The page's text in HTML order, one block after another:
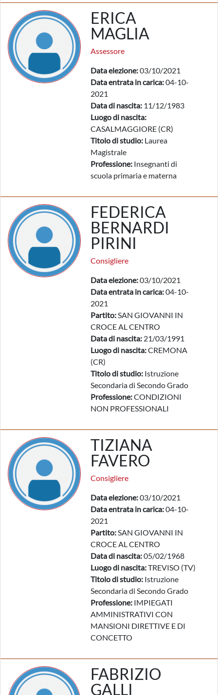
ERICA
MAGLIA
Assessore
Data elezione:03/10/2021
Data entrata in carica:04-10-
2021
Data di nascita: 11/12/1983
Luogo di nascita:
CASALMAGGIORE (CR)
Titolo di studio: Laurea
Magistrale
Professione: Insegnanti di
scuola primaria e materna
FEDERICA
BERNARDI
PIRINI
Consigliere
Data elezione:03/10/2021
Data entrata in carica:04-10-
2021
Partito:SAN GIOVANNI IN
CROCE AL CENTRO
Data di nascita: 21/03/1991
Luogo di nascita:CREMONA
(CR)
Titolo di studio: Istruzione
Secondaria di Secondo Grado
Professione:CONDIZIONI
NON PROFESSIONALI
TIZIANA
FAVERO
Consigliere
Data elezione:03/10/2021
Data entrata in carica:04-10-
2021
Partito:SAN GIOVANNI IN
CROCE AL CENTRO
Data di nascita:05/02/1968
Luogo di nascita:TREVISO (TV)
Titolo di studio: Istruzione
Secondaria di Secondo Grado
Professione: IMPIEGATI
AMMINISTRATIVI CON
MANSIONI DIRETTIVE E DI
CONCETTO
FABRIZIO
GALLI